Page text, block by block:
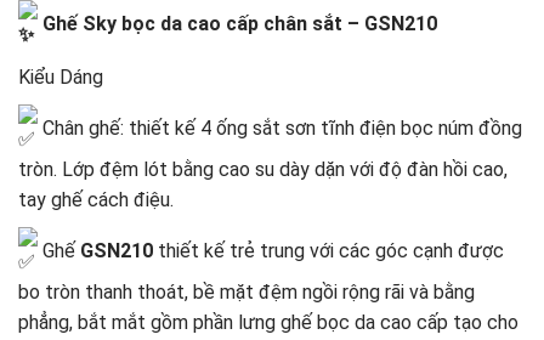
Ghế Sky bọc da cao cấp chân sắt – GSN210
Kiểu Dáng
Chân ghế: thiết kế 4 ống sắt sơn tĩnh điện bọc núm đồng
tròn. Lớp đệm lót bằng cao su dày dặn với độ đàn hồi cao,
tay ghế cách điệu.
Ghế GSN210 thiết kế trẻ trung với các góc cạnh được
bo tròn thanh thoát, bề mặt đệm ngồi rộng rãi và bằng
phẳng, bắt mắt gồm phần lưng ghế bọc da cao cấp tạo cho